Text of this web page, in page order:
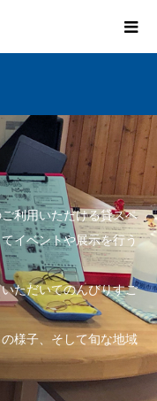
利用いただける貸スペ
イベントや展示を行う
ただいてのんびりすご
様子、そして旬な地域